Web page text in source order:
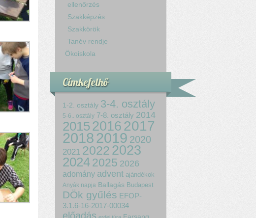
ellenőrzés
Szakképzés
Szakkörök
Tanév rendje
Ökoiskola
Címkefelhő
1-2. osztály 3-4. osztály
5-6.. osztály 7-8. osztály 2014
2015 2016 2017
20182019 2020
2021 2022 2023
20242025 2026
adomány advent ajándékok
Anyák napja Ballagás Budapest
DÖk gyűlés EFOP-
3.1.6-16-2017-00034
előadás